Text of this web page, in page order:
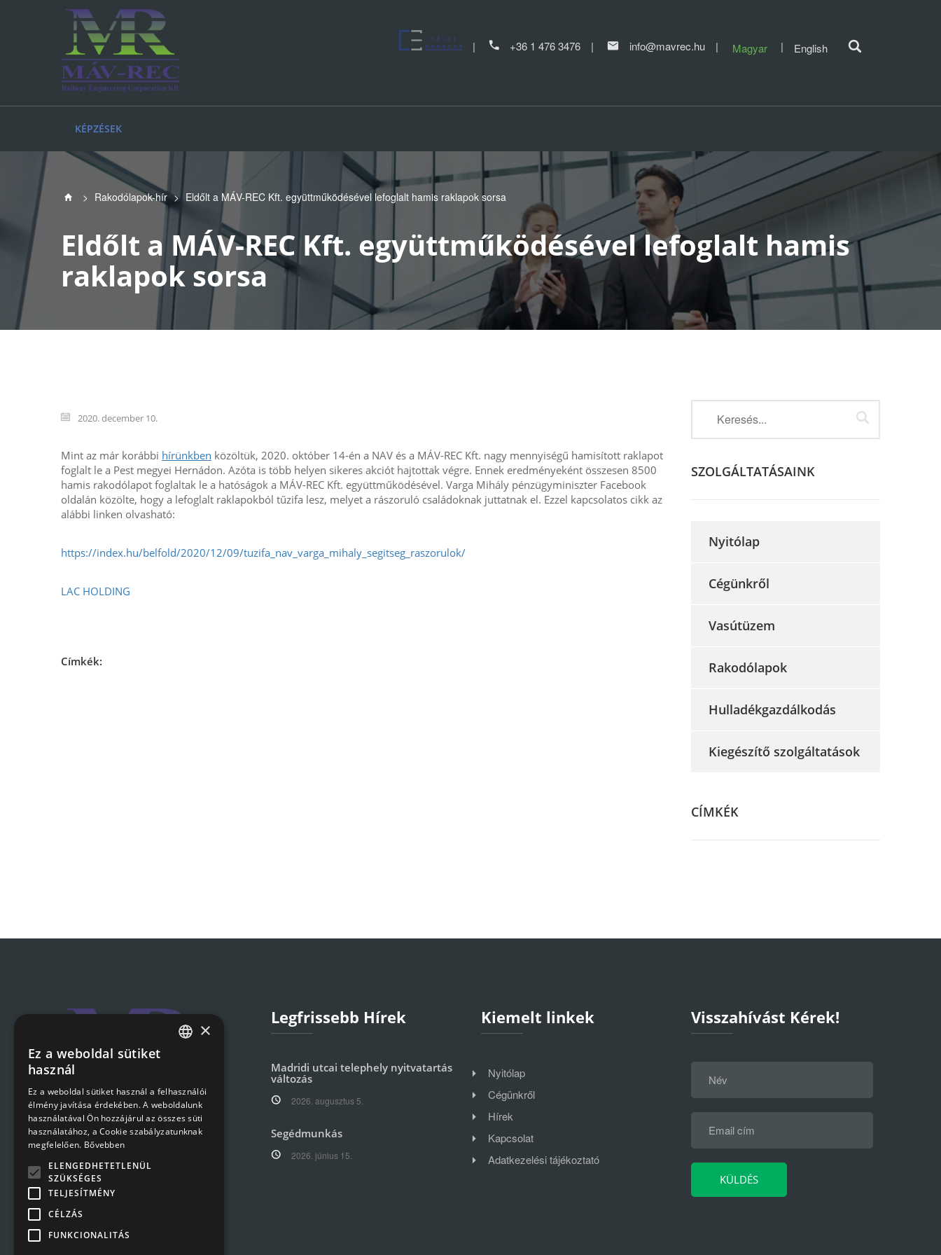
+36 1 476 3476 info@mavrec.hu Magyar English
KÉPZÉSEK
> Rakodólapok-hír > Eldőlt a MÁV-REC Kft. együttműködésével lefoglalt hamis raklapok sorsa
Eldőlt a MÁV-REC Kft. együttműködésével lefoglalt hamis
raklapok sorsa
2020. december 10.
Mint az már korábbi hírünkben közöltük, 2020. október 14-én a NAV és a MÁV-REC Kft. nagy mennyiségű hamisított raklapot
foglalt le a Pest megyei Hernádon. Azóta is több helyen sikeres akciót hajtottak végre. Ennek eredményeként összesen 8500
hamis rakodólapot foglaltak le a hatóságok a MÁV-REC Kft. együttműködésével. Varga Mihály pénzügyminiszter Facebook
oldalán közölte, hogy a lefoglalt raklapokból tűzifa lesz, melyet a rászoruló családoknak juttatnak el. Ezzel kapcsolatos cikk az
alábbi linken olvasható:
https://index.hu/belfold/2020/12/09/tuzifa_nav_varga_mihaly_segitseg_raszorulok/
LAC HOLDING
Címkék:
SZOLGÁLTATÁSAINK
Nyitólap
Cégünkről
Vasútüzem
Rakodólapok
Hulladékgazdálkodás
Kiegészítő szolgáltatások
CÍMKÉK
Székhely: 1097, Budapest
Könyves Kálmán krt. 16.
Telefon:
Legfrissebb Hírek
Madridi utcai telephely nyitvatartás
változás
2026. augusztus 5.
Segédmunkás
2026. június 15.
Kiemelt linkek
Nyitólap
Cégünkről
Hírek
Kapcsolat
Adatkezelési tájékoztató
Visszahívást Kérek!
×
Ez a weboldal sütiket
használ
Ez a weboldal sütiket használ a felhasználói
élmény javítása érdekében. A weboldalunk
használatával Ön hozzájárul az összes süti
használatához, a Cookie szabályzatunknak
megfelelően. Bővebben
ELENGEDHETETLENÜL
SZÜKSÉGES
TELJESÍTMÉNY
CÉLZÁS
FUNKCIONALITÁS